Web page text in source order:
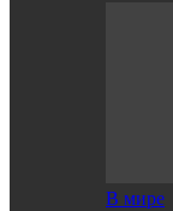
В мире